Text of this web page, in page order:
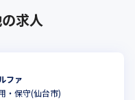
品を世に出す」に強い思
（スキルUPにつながる）
求人
ファ
・保守(仙台市)